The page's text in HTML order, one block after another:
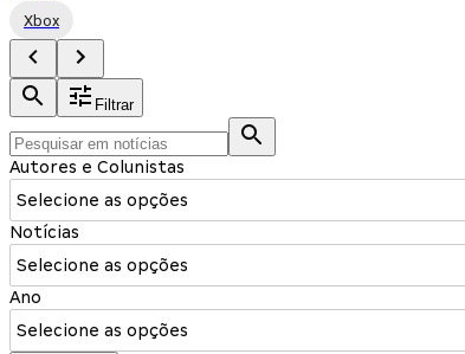
Xbox
Filtrar
Autores e Colunistas
Selecione as opções
Notícias
Selecione as opções
Ano
Selecione as opções